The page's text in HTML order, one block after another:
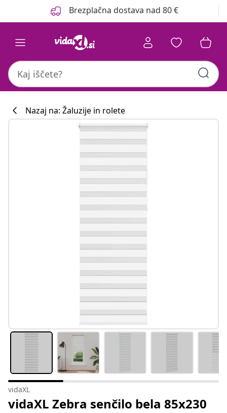
Brezplačna dostava nad 80 €
Nazaj na: Žaluzije in rolete
vidaXL
vidaXL Zebra senčilo bela 85x230